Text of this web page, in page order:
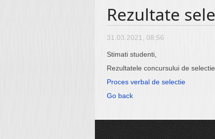
Rezultate
31.03.2021, 08:56
Stimati studenti,
Rezultatele concursului de
Proces verbal de selectie
Go back